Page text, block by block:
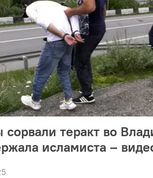
теракт во
исламиста –